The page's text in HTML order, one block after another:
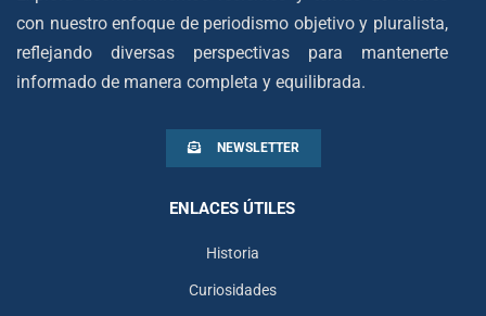
con nuestro enfoque de periodismo objetivo y pluralista,
reflejando diversas perspectivas para mantenerte
informado de manera completa y equilibrada.
NEWSLETTER
ENLACES ÚTILES
Historia
Curiosidades